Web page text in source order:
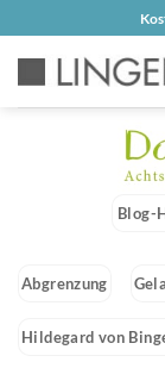
Inhalt
Blog-
Abgrenzung
Hildegard von